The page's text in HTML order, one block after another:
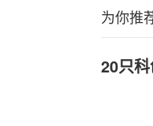
为你推
20只